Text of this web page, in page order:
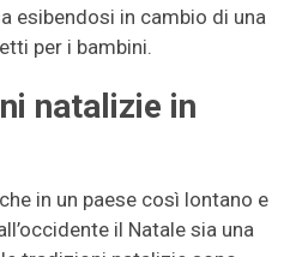
esibendosi in cambio di una
per i bambini.
natalizie in
in un paese così lontano e
il Natale sia una